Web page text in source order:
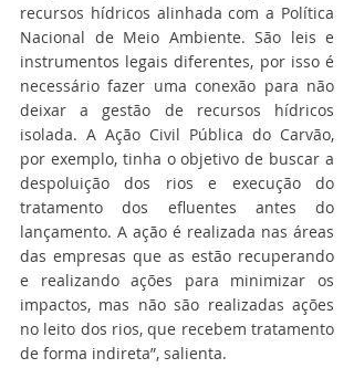
recursos hídricos alinhada com a Política
Nacional de Meio Ambiente. São leis e
instrumentos legais diferentes, por isso é
necessário fazer uma conexão para não
deixar a gestão de recursos hídricos
isolada. A Ação Civil Pública do Carvão,
por exemplo, tinha o objetivo de buscar a
despoluição dos rios e execução do
tratamento dos efluentes antes do
lançamento. A ação é realizada nas áreas
das empresas que as estão recuperando
e realizando ações para minimizar os
impactos, mas não são realizadas ações
no leito dos rios, que recebem tratamento
de forma indireta”, salienta.